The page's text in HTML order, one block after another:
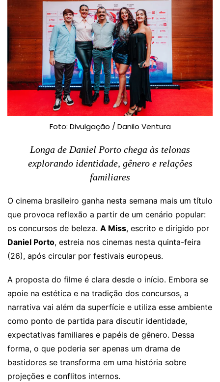
Foto: Divulgação / Danilo Ventura
Longa de Daniel Porto chega às telonas
explorando identidade, gênero e relações
familiares
O cinema brasileiro ganha nesta semana mais um título
que provoca reflexão a partir de um cenário popular:
os concursos de beleza. A Miss, escrito e dirigido por
Daniel Porto, estreia nos cinemas nesta quinta-feira
(26), após circular por festivais europeus.
A proposta do filme é clara desde o início. Embora se
apoie na estética e na tradição dos concursos, a
narrativa vai além da superfície e utiliza esse ambiente
como ponto de partida para discutir identidade,
expectativas familiares e papéis de gênero. Dessa
forma, o que poderia ser apenas um drama de
bastidores se transforma em uma história sobre
projeções e conflitos internos.